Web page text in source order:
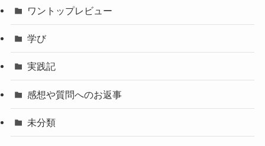
ワントップレビュー
学び
実践記
感想や質問へのお返事
未分類